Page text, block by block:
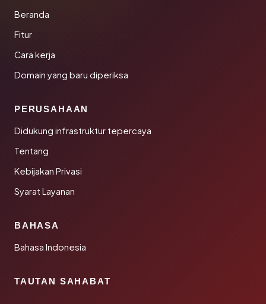
Beranda
Fitur
Cara kerja
Domain yang baru diperiksa
PERUSAHAAN
Didukung infrastruktur tepercaya
Tentang
Kebijakan Privasi
Syarat Layanan
BAHASA
Bahasa Indonesia
TAUTAN SAHABAT